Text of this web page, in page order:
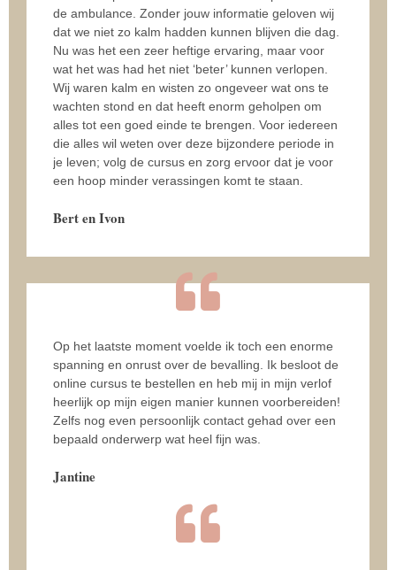
de ambulance. Zonder jouw informatie geloven wij
dat we niet zo kalm hadden kunnen blijven die dag.
Nu was het een zeer heftige ervaring, maar voor
wat het was had het niet ‘beter’ kunnen verlopen.
Wij waren kalm en wisten zo ongeveer wat ons te
wachten stond en dat heeft enorm geholpen om
alles tot een goed einde te brengen. Voor iedereen
die alles wil weten over deze bijzondere periode in
je leven; volg de cursus en zorg ervoor dat je voor
een hoop minder verassingen komt te staan.
Bert en Ivon
Op het laatste moment voelde ik toch een enorme
spanning en onrust over de bevalling. Ik besloot de
online cursus te bestellen en heb mij in mijn verlof
heerlijk op mijn eigen manier kunnen voorbereiden!
Zelfs nog even persoonlijk contact gehad over een
bepaald onderwerp wat heel fijn was.
Jantine